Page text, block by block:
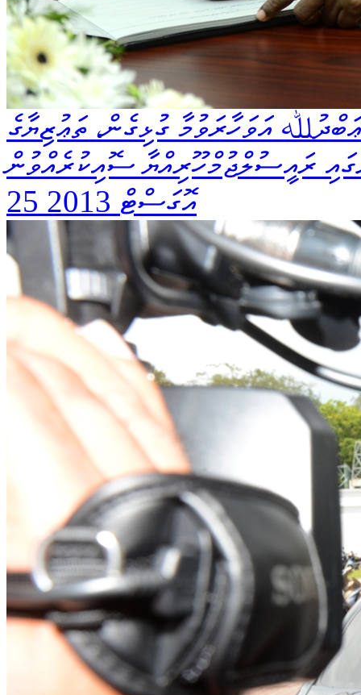
އަވަހާރަވުމާ ގުޅިގެން، ތަޢުޒިޔާގެ
ރައީސުލްޖުމްހޫރިއްޔާ ސޮއިކުރެއްވުން
25 އޮގަސްޓް 2013